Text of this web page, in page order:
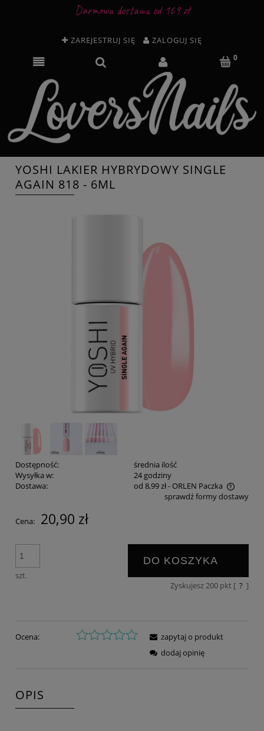
Darmowa dostawa od 169 zł
ZAREJESTRUJ SIĘ ZALOGUJ SIĘ
YOSHI LAKIER HYBRYDOWY SINGLE
AGAIN 818 - 6ML
Dostępność:
średnia ilość
Wysyłka w:
24 godziny
Dostawa:
od 8,99 zł- ORLEN Paczka
Cena nie zawiera ewentualnych kosztów płatnościsprawdź formy dostawy
Cena: 20,90 zł
szt.
DO KOSZYKA
Zyskujesz200pkt [ ? ]
Ocena:
zapytaj o produkt
dodaj opinię
OPIS